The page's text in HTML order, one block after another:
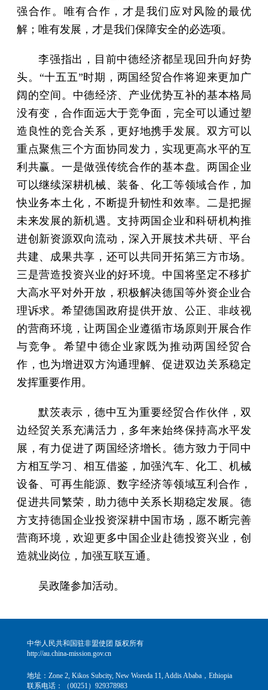
强合作。唯有合作，才是我们应对风险的最优
解；唯有发展，才是我们保障安全的必选项。
李强指出，目前中德经济都呈现回升向好势
头。“十五五”时期，两国经贸合作将迎来更加广
阔的空间。中德经济、产业优势互补的基本格局
没有变，合作面远大于竞争面，完全可以通过塑
造良性的竞合关系，更好地携手发展。双方可以
重点聚焦三个方面协同发力，实现更高水平的互
利共赢。一是做强传统合作的基本盘。两国企业
可以继续深耕机械、装备、化工等领域合作，加
快业务本土化，不断提升韧性和效率。二是把握
未来发展的新机遇。支持两国企业和科研机构推
进创新资源双向流动，深入开展技术共研、平台
共建、成果共享，还可以共同开拓第三方市场。
三是营造投资兴业的好环境。中国将坚定不移扩
大高水平对外开放，积极解决德国等外资企业合
理诉求。希望德国政府提供开放、公正、非歧视
的营商环境，让两国企业遵循市场原则开展合作
与竞争。希望中德企业家既为推动两国经贸合
作，也为增进双方沟通理解、促进双边关系稳定
发挥重要作用。
默茨表示，德中互为重要经贸合作伙伴，双
边经贸关系充满活力，多年来始终保持高水平发
展，有力促进了两国经济增长。德方致力于同中
方相互学习、相互借鉴，加强汽车、化工、机械
设备、可再生能源、数字经济等领域互利合作，
促进共同繁荣，助力德中关系长期稳定发展。德
方支持德国企业投资深耕中国市场，愿不断完善
营商环境，欢迎更多中国企业赴德投资兴业，创
造就业岗位，加强互联互通。
吴政隆参加活动。
中华人民共和国驻非盟使团 版权所有
http://au.china-mission.gov.cn
地址：Zone 2, Kikos Subcity, New Woreda 11, Addis Ababa，Ethiopia
联系电话：（00251）929378983